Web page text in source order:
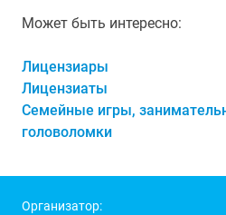
Может быть интересно:
Лицензиары
Лицензиаты
Семейные игры,
головоломки
Организатор: